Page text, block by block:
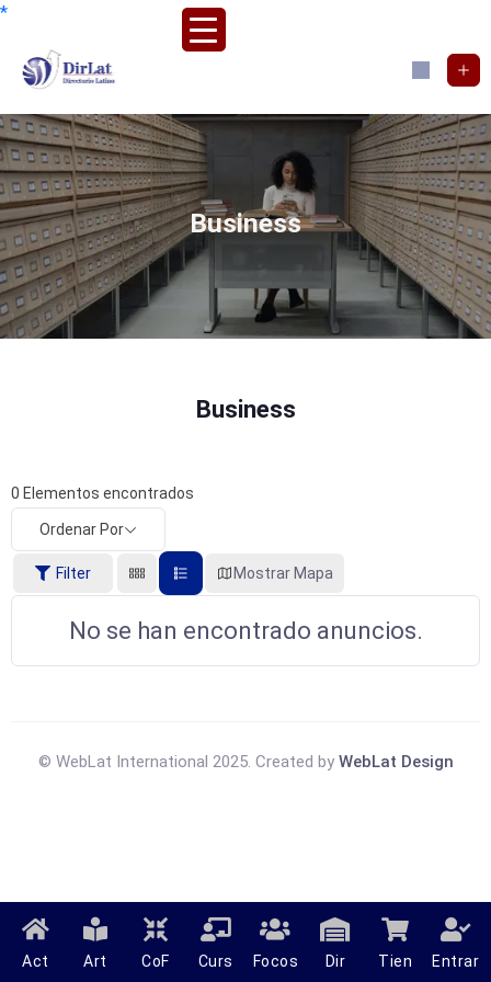
*
Business
Business
0 Elementos encontrados
Ordenar Por
Filter Mostrar Mapa
No se han encontrado anuncios.
© WebLat International 2025. Created by WebLat Design
Act Art CoF Curs Focos Dir Tien Entrar